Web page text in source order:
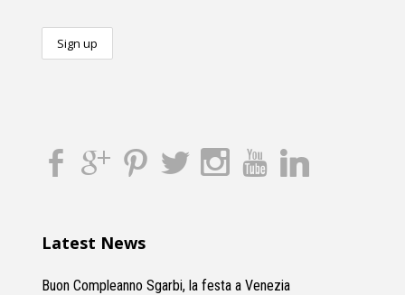
Latest News
Buon Compleanno Sgarbi, la festa a Venezia